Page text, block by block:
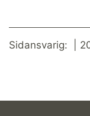
Sidansvarig: |